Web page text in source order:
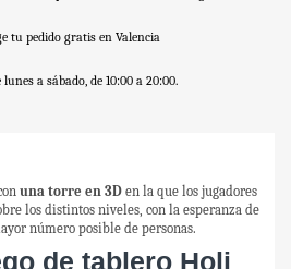
tu pedido gratis en Valencia
lunes a sábado, de 10:00 a 20:00.
una torre en 3D en la que los jugadores
los distintos niveles, con la esperanza de
número posible de personas.
de tablero Holi